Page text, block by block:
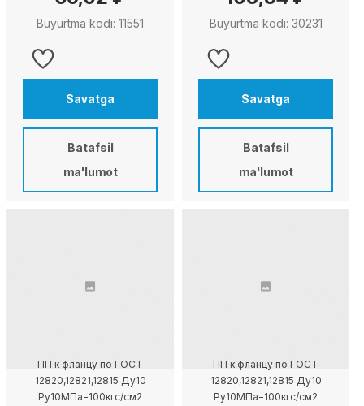
Buyurtma kodi: 11551
Savatga
Batafsil
ma'lumot
Buyurtma kodi: 30231
Savatga
Batafsil
ma'lumot
ПП к фланцу по ГОСТ
12820,12821,12815 Ду10
Ру10МПа=100кгс/см2
ПП к фланцу по ГОСТ
12820,12821,12815 Ду10
Ру10МПа=100кгс/см2